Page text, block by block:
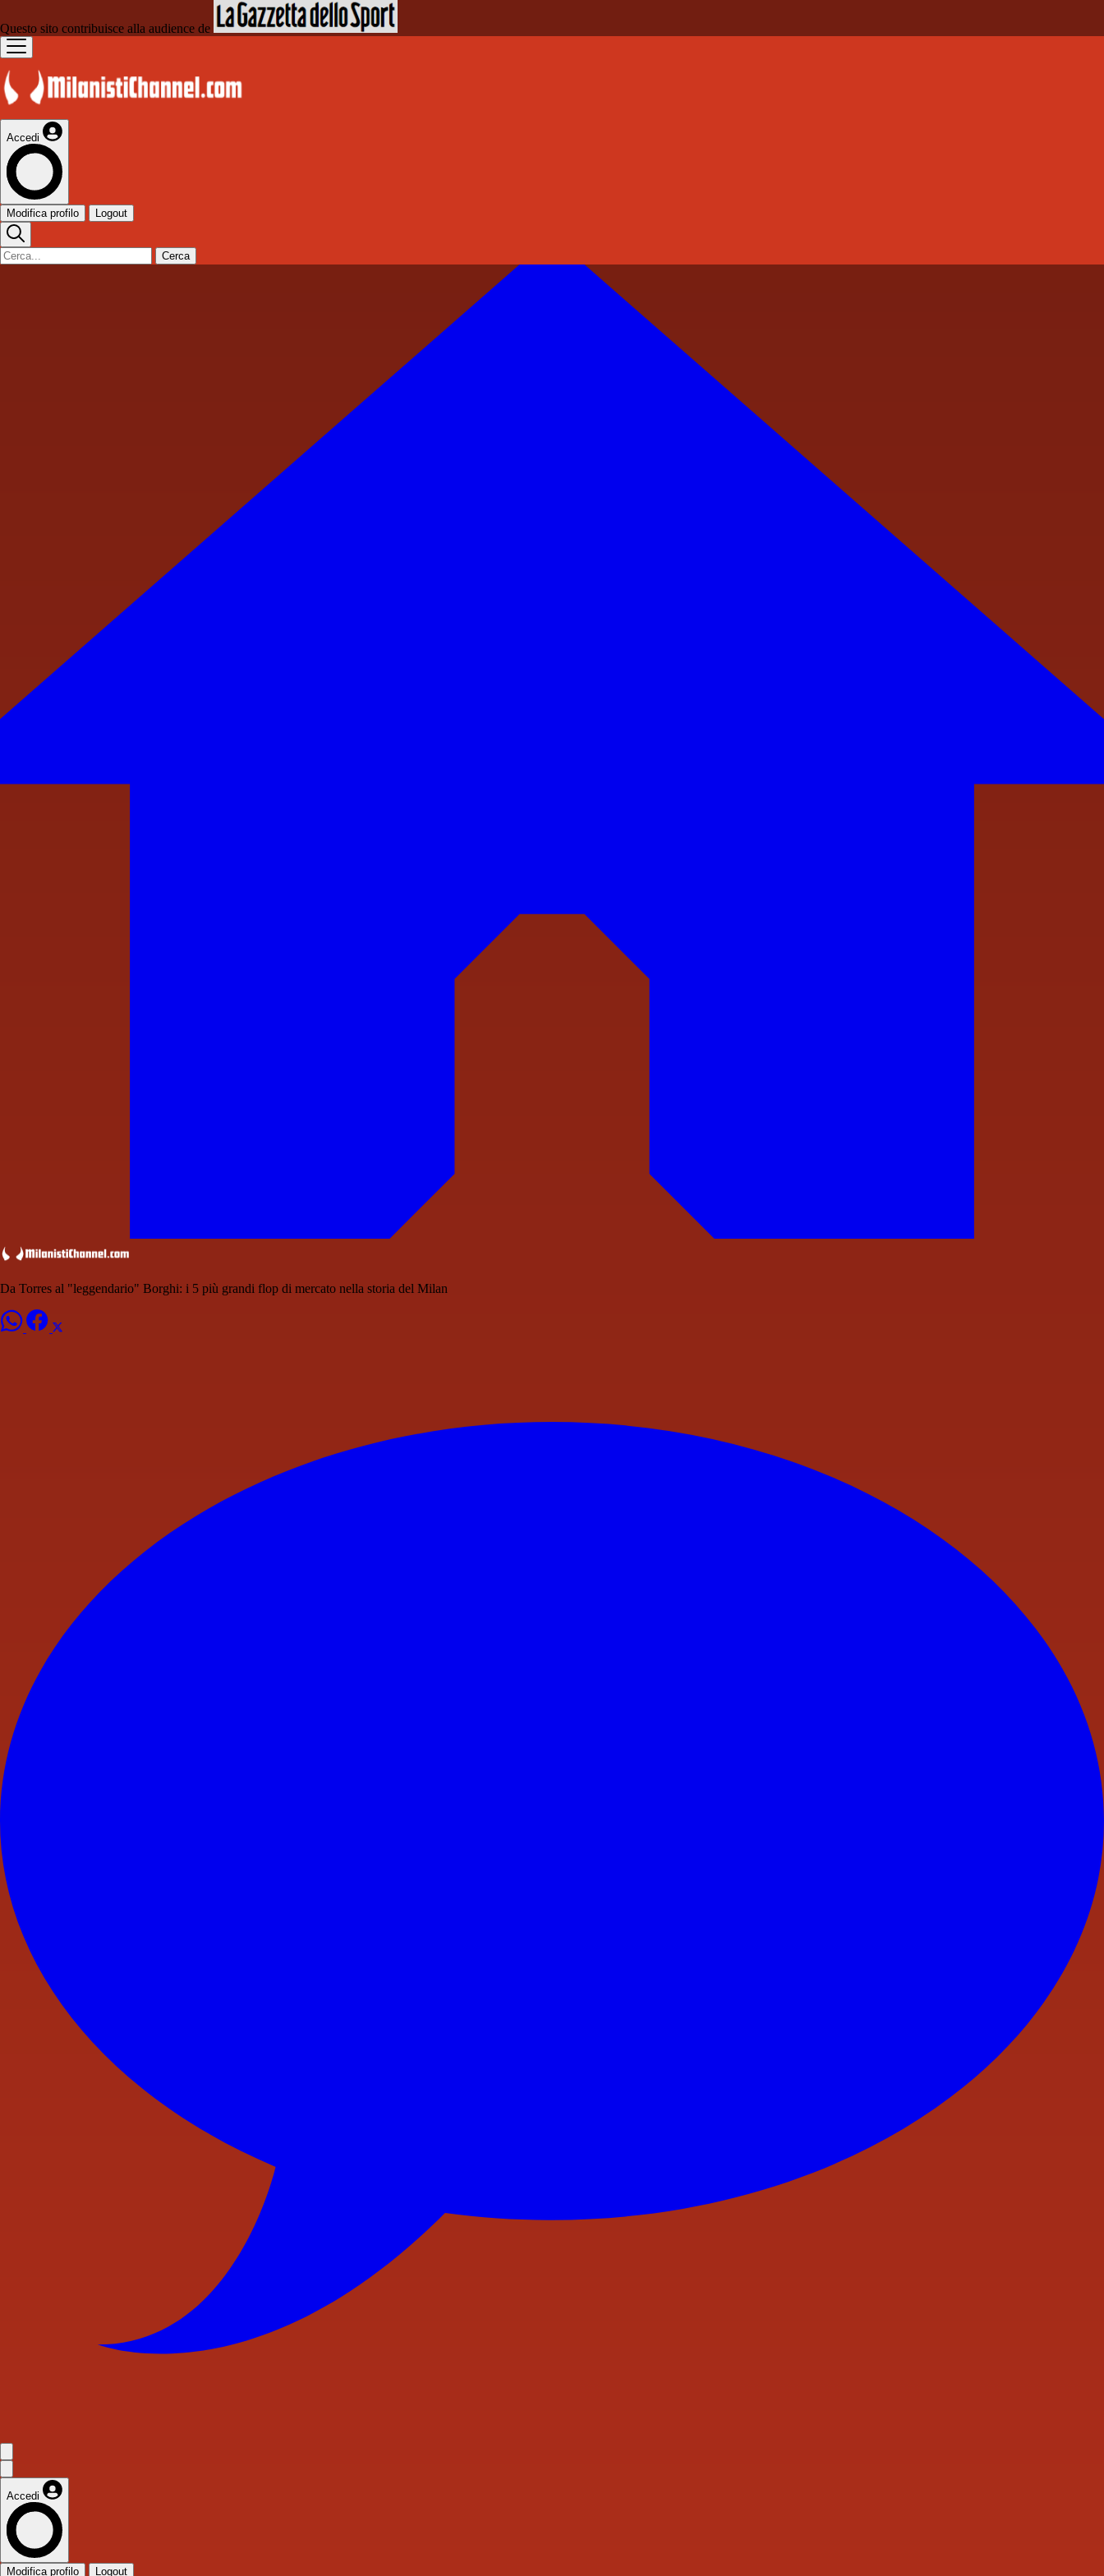
Questo sito contribuisce alla audience de
Accedi
Modifica profilo Logout
Cerca
Da Torres al "leggendario" Borghi: i 5 più grandi flop di mercato nella storia del Milan
Accedi
Modifica profilo Logout